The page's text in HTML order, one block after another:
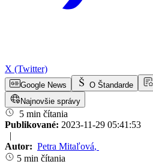
X (Twitter)
Google News O Štandarde
Najnovšie správy
5 min čítania
Publikované: 2023-11-29 05:41:53
|
Autor: Petra Mitaľová,
5 min čítania